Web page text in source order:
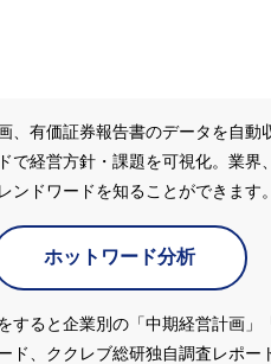
、有価証券報告書のデータを自動
で経営方針・課題を可視化。業界
ンドワードを知ることができます。
ホットワード分析
すると企業別の「中期経営計画」
ド、ククレブ総研独自調査レポー